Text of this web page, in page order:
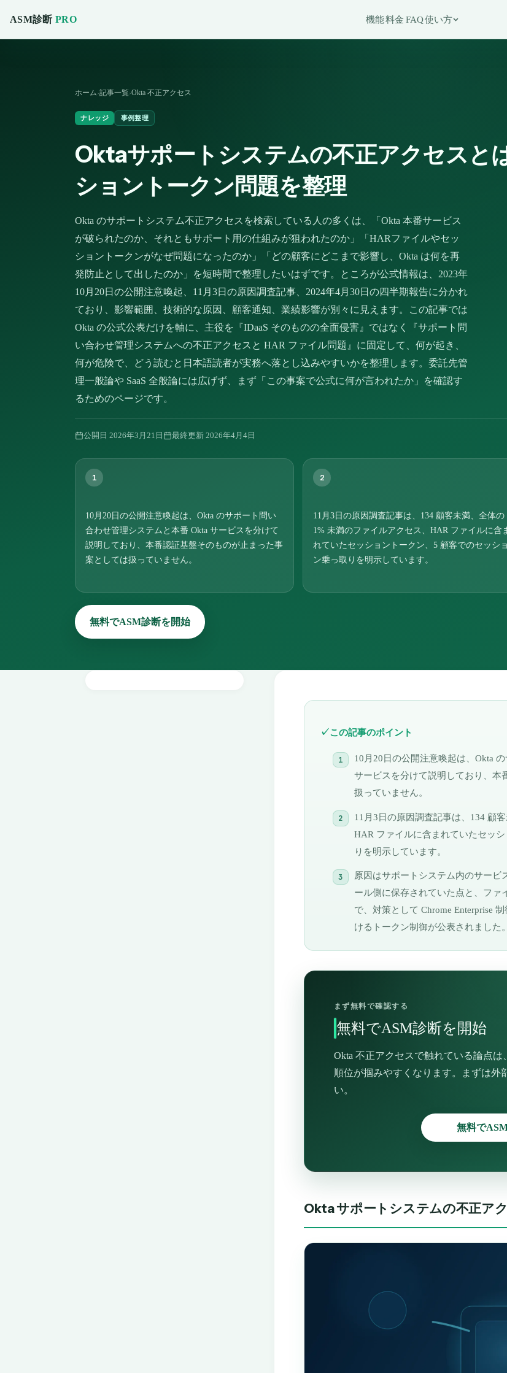
ASM診断 PRO 機能料金 FAQ使い方
ホーム›記事一覧›Okta 不正アクセス
ナレッジ 事例整理
Oktaサポートシステムの不正アクセスと
ショントークン問題を整理
Okta のサポートシステム不正アクセスを検索している人の多くは、「Okta 本番サービス
が破られたのか、それともサポート用の仕組みが狙われたのか」「HARファイルやセッ
ショントークンがなぜ問題になったのか」「どの顧客にどこまで影響し、Okta は何を再
発防止として出したのか」を短時間で整理したいはずです。ところが公式情報は、2023年
10月20日の公開注意喚起、11月3日の原因調査記事、2024年4月30日の四半期報告に分かれ
ており、影響範囲、技術的な原因、顧客通知、業績影響が別々に見えます。この記事では
Okta の公式公表だけを軸に、主役を『IDaaS そのものの全面侵害』ではなく『サポート問
い合わせ管理システムへの不正アクセスと HAR ファイル問題』に固定して、何が起き、
何が危険で、どう読むと日本語読者が実務へ落とし込みやすいかを整理します。委託先管
理一般論や SaaS 全般論には広げず、まず「この事案で公式に何が言われたか」を確認す
るためのページです。
公開日2026年3月21日 最終更新2026年4月4日
1
10月20日の公開注意喚起は、Okta のサポート問い
合わせ管理システムと本番 Okta サービスを分けて
説明しており、本番認証基盤そのものが止まった事
案としては扱っていません。
2
11月3日の原因調査記事は、134 顧客未満、全体の
1% 未満のファイルアクセス、HAR ファイルに含
れていたセッショントークン、5 顧客でのセッショ
ン乗っ取りを明示しています。
無料でASM診断を開始
この記事のポイント
10月20日の公開注意喚起は、Okta
サービスを分けて説明しており、本
扱っていません。
11月3日の原因調査記事は、134 顧
HAR ファイルに含まれていたセッ
りを明示しています。
原因はサポートシステム内のサービ
ール側に保存されていた点と、ファ
で、対策として Chrome Enterprise
けるトークン制御が公表されました。
まず無料で確認する
無料でASM診断を開始
Okta 不正アクセスで触れている論点
順位が掴みやすくなります。まずは外
い。
無料で
Okta サポートシステムの不正ア